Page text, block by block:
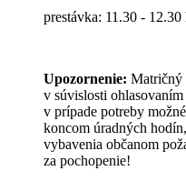
prestávka: 11.30 - 12.30
Upozornenie: Matričný
v súvislosti
v prípade potreby
koncom úradných
vybavenia občanom
za pochopenie!